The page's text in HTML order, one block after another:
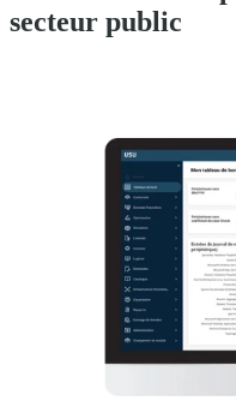
secteur public